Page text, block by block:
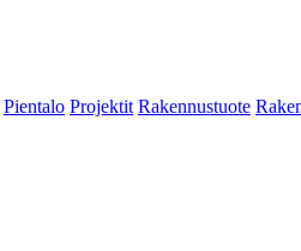
Pientalo Projektit Rakennustuote